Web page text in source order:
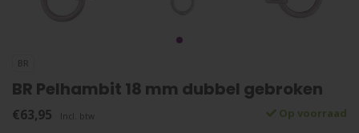
BR
BR Pelhambit 18 mm dubbel gebroken
€63,95 Incl. btw Op voorraad